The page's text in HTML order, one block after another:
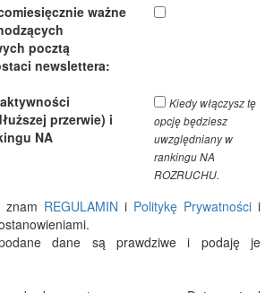
ważne
pocztą
newslettera:
przerwie) i
NA
Kiedy włączysz tę
opcję będziesz
uwzględniany w
rankingu NA
ROZRUCHU.
znam REGULAMIN i Politykę Prywatności i
dane są prawdziwe i podaję je